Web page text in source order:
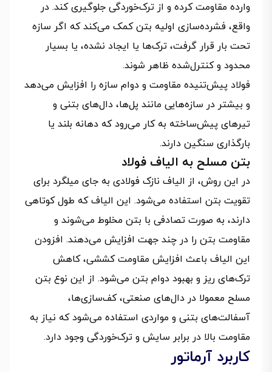
وارده مقاومت کرده و از ترک‌خوردگی جلوگیری ‌کند. در
واقع، فشرده‌سازی اولیه‌ بتن کمک می‌کند که اگر سازه
تحت بار قرار گرفت، ترک‌ها یا ایجاد نشده، یا بسیار
محدود و کنترل‌شده ظاهر شوند.
فولاد پیش‌تنیده مقاومت و دوام سازه را افزایش می‌دهد
و بیشتر در سازه‌هایی مانند پل‌ها، دال‌های بتنی و
تیرهای پیش‌ساخته به‌ کار می‌رود که دهانه‌ بلند یا
بارگذاری سنگین دارند.
بتن مسلح به الیاف فولاد
در این روش، از الیاف نازک فولادی به جای میلگرد برای
تقویت بتن استفاده می‌شود. این الیاف که طول کوتاهی
دارند، به صورت تصادفی با بتن مخلوط می‌شوند و
مقاومت بتن را در چند جهت افزایش می‌دهند. افزودن
این الیاف باعث افزایش مقاومت کششی، کاهش
ترک‌های ریز و بهبود دوام بتن می‌شود.​ از این نوع بتن
مسلح معمولا در دال‌های صنعتی، کف‌سازی‌ها،
آسفالت‌های بتنی و مواردی استفاده می‌شود که نیاز به
مقاومت بالا در برابر سایش و ترک‌خوردگی وجود دارد.
کاربرد آرماتور